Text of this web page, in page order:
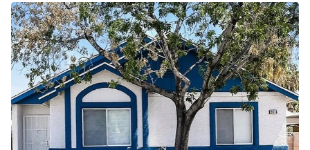
Stile Haussmann
Terrace
Tetto / Terrazza
Vetrina
Vista incredibile
Water Access